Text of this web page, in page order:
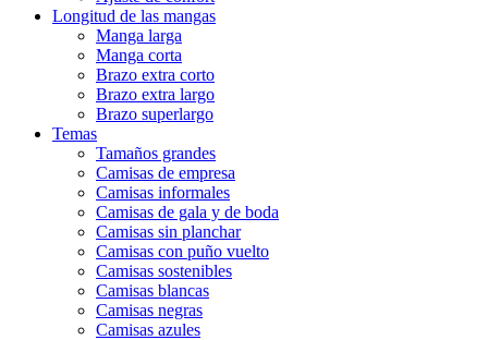
Longitud de las mangas
Manga larga
Manga corta
Brazo extra corto
Brazo extra largo
Brazo superlargo
Temas
Tamaños grandes
Camisas de empresa
Camisas informales
Camisas de gala y de boda
Camisas sin planchar
Camisas con puño vuelto
Camisas sostenibles
Camisas blancas
Camisas negras
Camisas azules